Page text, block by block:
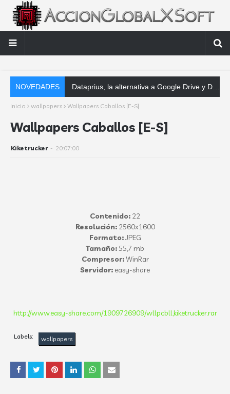
NOVEDADES Dataprius, la alternativa a Google Drive y Dropbox que las empresas deberían conocer
Inicio wallpapers Wallpapers Caballos [E-S]
Wallpapers Caballos [E-S]
Kiketrucker - 20:07:00
Contenido: 22
Resolución:2560x1600
Formato:JPEG
Tamaño: 55,7 mb
Compresor:WinRar
Servidor: easy-share
http://www.easy-share.com/1909726909/wllpcbll,kiketrucker.rar
Labels: wallpapers